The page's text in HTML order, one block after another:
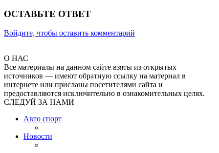
ОСТАВЬТЕ ОТВЕТ
Войдите, чтобы оставить комментарий
О НАС
Все материалы на данном сайте взяты из открытых
источников — имеют обратную ссылку на материал в
интернете или присланы посетителями сайта и
предоставляются исключительно в ознакомительных целях.
СЛЕДУЙ ЗА НАМИ
Авто спорт
Новости